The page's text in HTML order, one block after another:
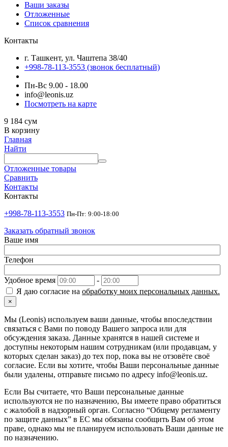
Ваши заказы
Отложенные
Список сравнения
Контакты
г. Ташкент, ул. Чаштепа 38/40
+998-78-113-3553 (звонок бесплатный)
Пн-Вс 9.00 - 18.00
info@leonis.uz
Посмотреть на карте
9 184 сум
В корзину
Главная
Найти
Отложенные товары
Сравнить
Контакты
Контакты
+998-78-113-3553 Пн-Пт: 9:00-18:00
Заказать обратный звонок
Ваше имя
Телефон
Удобное время
-
Я даю согласие на обработку моих персональных данных.
×
Мы (Leonis) используем ваши данные, чтобы впоследствии
связаться с Вами по поводу Вашего запроса или для
обсуждения заказа. Данные хранятся в нашей системе и
доступны некоторым нашим сотрудникам (или продавцам, у
которых сделан заказ) до тех пор, пока вы не отзовёте своё
согласие. Если вы хотите, чтобы Ваши персональные данные
были удалены, отправьте письмо по адресу info@leonis.uz.
Если Вы считаете, что Ваши персональные данные
используются не по назначению, Вы имеете право обратиться
с жалобой в надзорный орган. Согласно “Общему регламенту
по защите данных” в ЕС мы обязаны сообщить Вам об этом
праве, однако мы не планируем использовать Ваши данные не
по назначению.